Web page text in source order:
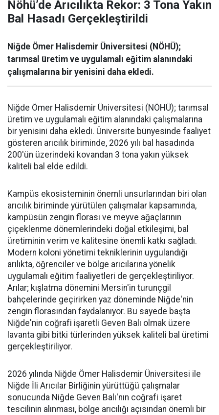
Nöhü’de Arıcılıkta Rekor: 3 Tona Yakın
Bal Hasadı Gerçekleştirildi
Niğde Ömer Halisdemir Üniversitesi (NÖHÜ);
tarımsal üretim ve uygulamalı eğitim alanındaki
çalışmalarına bir yenisini daha ekledi.
Niğde Ömer Halisdemir Üniversitesi (NÖHÜ); tarımsal
üretim ve uygulamalı eğitim alanındaki çalışmalarına
bir yenisini daha ekledi. Üniversite bünyesinde faaliyet
gösteren arıcılık biriminde, 2026 yılı bal hasadında
200'ün üzerindeki kovandan 3 tona yakın yüksek
kaliteli bal elde edildi.
Kampüs ekosisteminin önemli unsurlarından biri olan
arıcılık biriminde yürütülen çalışmalar kapsamında,
kampüsün zengin florası ve meyve ağaçlarının
çiçeklenme dönemlerindeki doğal etkileşimi, bal
üretiminin verim ve kalitesine önemli katkı sağladı.
Modern koloni yönetimi tekniklerinin uygulandığı
arılıkta, öğrenciler ve bölge arıcılarına yönelik
uygulamalı eğitim faaliyetleri de gerçekleştiriliyor.
Arılar; kışlatma dönemini Mersin'in turunçgil
bahçelerinde geçirirken yaz döneminde Niğde'nin
zengin florasından faydalanıyor. Bu sayede başta
Niğde'nin coğrafi işaretli Geven Balı olmak üzere
lavanta gibi bitki türlerinden yüksek kaliteli bal üretimi
gerçekleştiriliyor.
2026 yılında Niğde Ömer Halisdemir Üniversitesi ile
Niğde İli Arıcılar Birliğinin yürüttüğü çalışmalar
sonucunda Niğde Geven Balı'nın coğrafi işaret
tescilinin alınması, bölge arıcılığı açısından önemli bir